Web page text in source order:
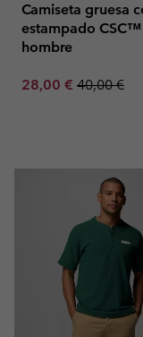
Camiseta gruesa
estampado
hombre
Sale price:
28,00 € Regular
40,00 €